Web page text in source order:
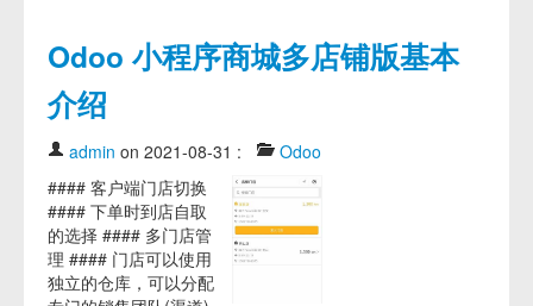
Odoo 小程序商城多店铺版基本
介绍
admin on 2021-08-31 :
Odoo
#### 客户端门店切换
#### 下单时到店自取
的选择 #### 多门店管
理 #### 门店可以使用
独立的仓库，可以分配